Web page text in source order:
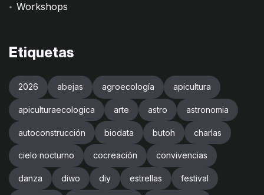
Workshops
Etiquetas
2026 abejas agroecología apicultura
apiculturaecologica arte astro astronomia
autoconstrucción biodata butoh charlas
cielo nocturno cocreación convivencias
danza diwo diy estrellas festival